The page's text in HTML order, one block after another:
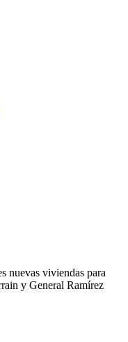
nuevas viviendas para
y General Ramírez